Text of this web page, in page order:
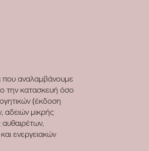
που αναλαμβάνουμε
την κατασκευή όσο
(έκδοση
αδειών μικρής
αυθαιρέτων,
ενεργειακών